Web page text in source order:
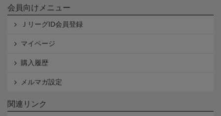
会員向けメニュー
ＪリーグID会員登録
マイページ
購入履歴
メルマガ設定
関連リンク